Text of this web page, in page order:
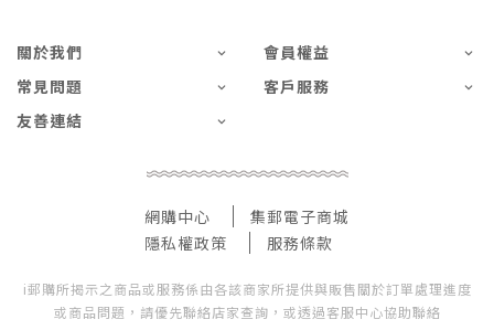
關於我們
會員權益
常見問題
客戶服務
友善連結
網購中心
集郵電子商城
隱私權政策
服務條款
i郵購所揭示之商品或服務係由各該商家所提供與販售關於訂單處理進度
或商品問題，請優先聯絡店家查詢，或透過客服中心協助聯絡